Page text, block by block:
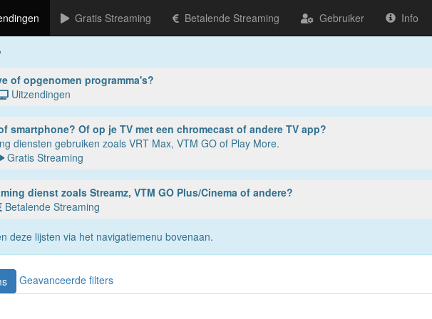
Gratis Streaming Betalende Streaming Gebruiker Info
of opgenomen programma's?
Uitzendingen
Via je computer, tablet of smartphone? Of op je TV met een chromecast of andere TV app?
diensten gebruiken zoals VRT Max, VTM GO of Play More.
Gratis Streaming
dienst zoals Streamz, VTM GO Plus/Cinema of andere?
Betalende Streaming
deze lijsten via het navigatiemenu bovenaan.
Geavanceerde filters